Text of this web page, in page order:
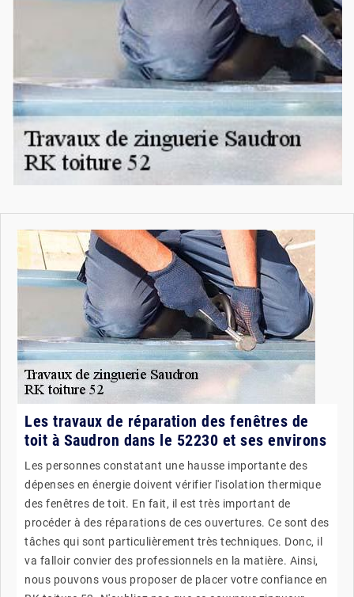
Les travaux de réparation des fenêtres de
toit à Saudron dans le 52230 et ses environs
Les personnes constatant une hausse importante des
dépenses en énergie doivent vérifier l'isolation thermique
des fenêtres de toit. En fait, il est très important de
procéder à des réparations de ces ouvertures. Ce sont des
tâches qui sont particulièrement très techniques. Donc, il
va falloir convier des professionnels en la matière. Ainsi,
nous pouvons vous proposer de placer votre confiance en